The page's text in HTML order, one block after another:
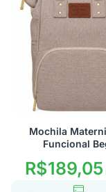
Mochila
Funcional
R$189,05